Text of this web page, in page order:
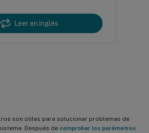
Leer en inglés
son útiles para solucionar problemas de
Después de comprobar los parámetros